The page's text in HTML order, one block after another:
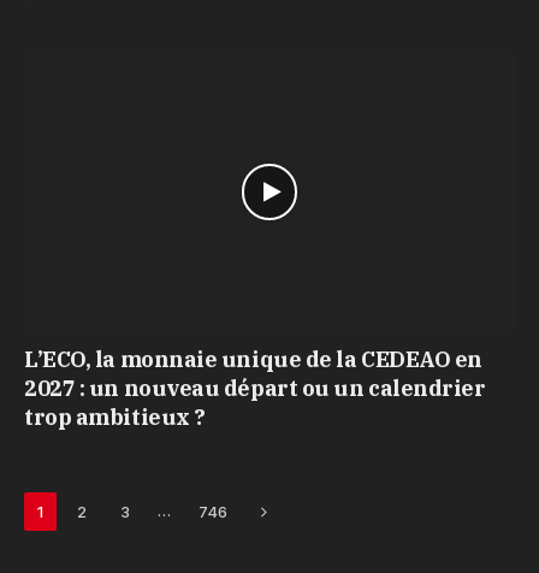
L’ECO, la monnaie unique de la CEDEAO en
2027 : un nouveau départ ou un calendrier
trop ambitieux ?
1 2 3 … 746 Next